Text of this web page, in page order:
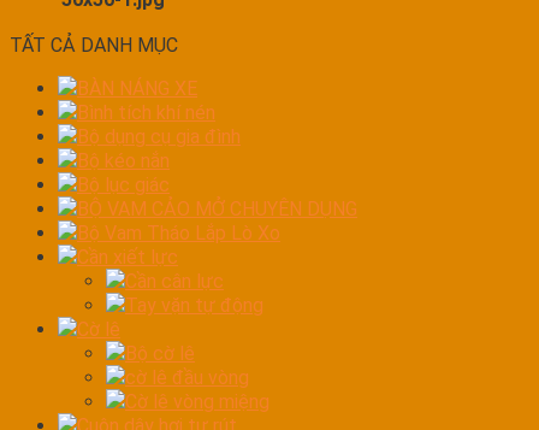
TẤT CẢ DANH MỤC
BÀN NÁNG XE
Bình tích khí nén
Bộ dụng cụ gia đình
Bộ kéo nắn
Bộ lục giác
BỘ VAM CẢO MỞ CHUYÊN DỤNG
Bộ Vam Tháo Lắp Lò Xo
Cần xiết lực
Cần cân lực
Tay vặn tự động
Cờ lê
Bộ cờ lê
cờ lê đầu vòng
Cờ lê vòng miệng